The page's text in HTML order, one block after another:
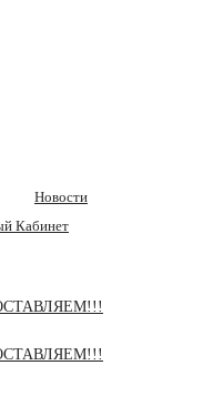
Новости
Кабинет